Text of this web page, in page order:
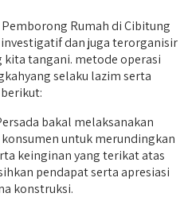
Rumah di Cibitung
dan juga terorganisir
tangani. metode operasi
selaku lazim serta
bakal melaksanakan
untuk merundingkan
keinginan yang terikat atas
pendapat serta apresiasi
konstruksi.